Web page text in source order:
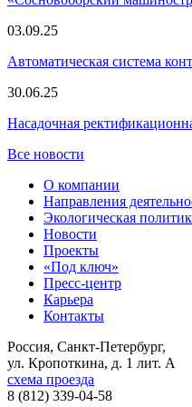
03.09.25
Автоматическая система
30.06.25
Насадочная
Все новости
О компании
Направления
Экологическая
Новости
Проекты
«Под ключ»
Пресс-центр
Карьера
Контакты
Россия, Санкт-Петербург,
ул. Кропоткина, д. 1 лит. А
схема проезда
8 (812) 339-04-58